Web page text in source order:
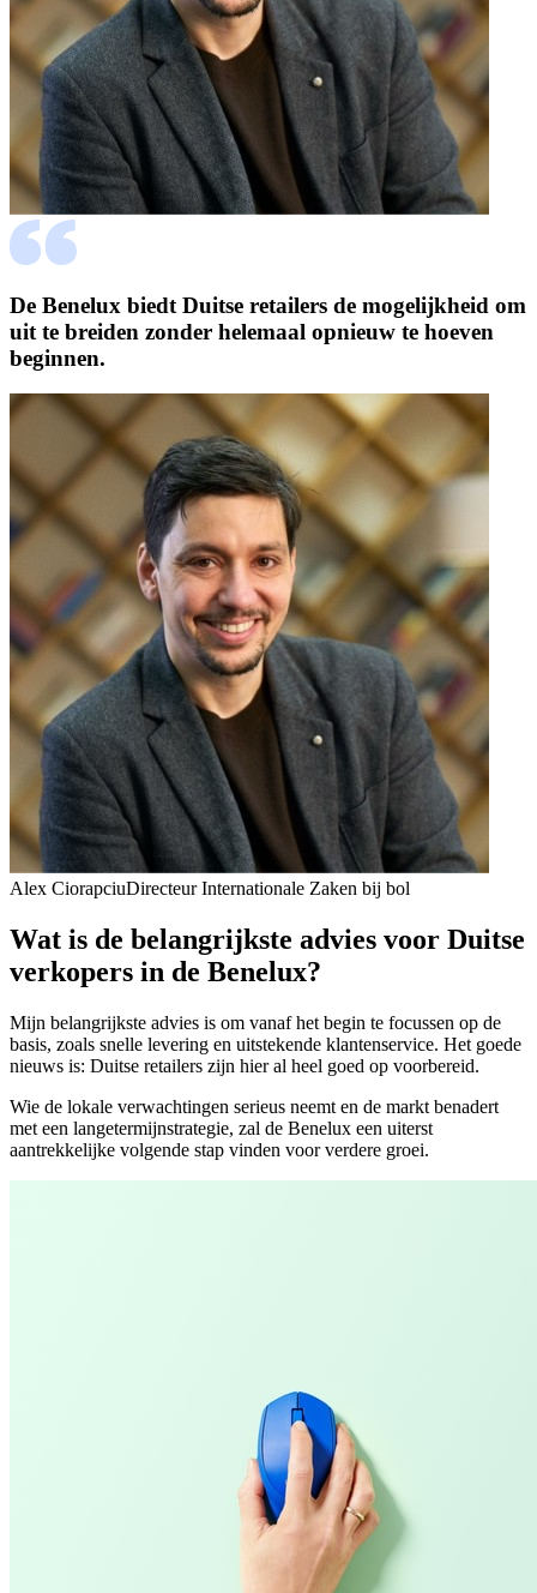
De Benelux biedt Duitse retailers de mogelijkheid om
uit te breiden zonder helemaal opnieuw te hoeven
beginnen.
Alex CiorapciuDirecteur Internationale Zaken bij bol
Wat is de belangrijkste advies voor Duitse
verkopers in de Benelux?
Mijn belangrijkste advies is om vanaf het begin te focussen op de
basis, zoals snelle levering en uitstekende klantenservice. Het goede
nieuws is: Duitse retailers zijn hier al heel goed op voorbereid.
Wie de lokale verwachtingen serieus neemt en de markt benadert
met een langetermijnstrategie, zal de Benelux een uiterst
aantrekkelijke volgende stap vinden voor verdere groei.